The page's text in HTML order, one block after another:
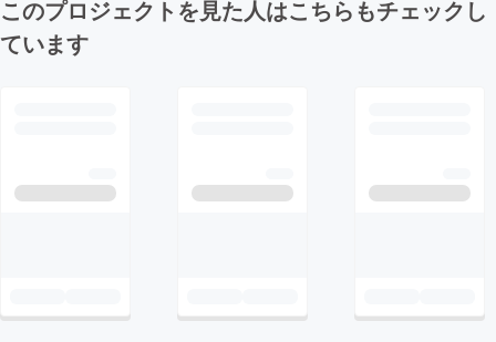
このプロジェクトを見た人はこちらもチェックし
ています